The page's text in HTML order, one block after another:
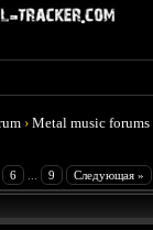
›Metal music forums
6 9 Следующая »